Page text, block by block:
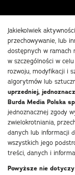
Jakiekolwiek
przechowywanie, lub
dostępnych w ramach
w szczególności w
rozwoju, modyfikacji i
algorytmów lub
uprzedniej,
Burda Media Polska
jednoznacznej zgody
zwielokrotniania,
danych lub informacji
wszystkich jego
treści, danych i
Powyższe nie